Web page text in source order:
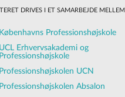
DRIVES I ET SAMARBEJDE MELLEM
Københavns Professionshøjskole
UCL Erhvervsakademi og
Professionshøjskole
Professionshøjskolen UCN
Professionshøjskolen Absalon